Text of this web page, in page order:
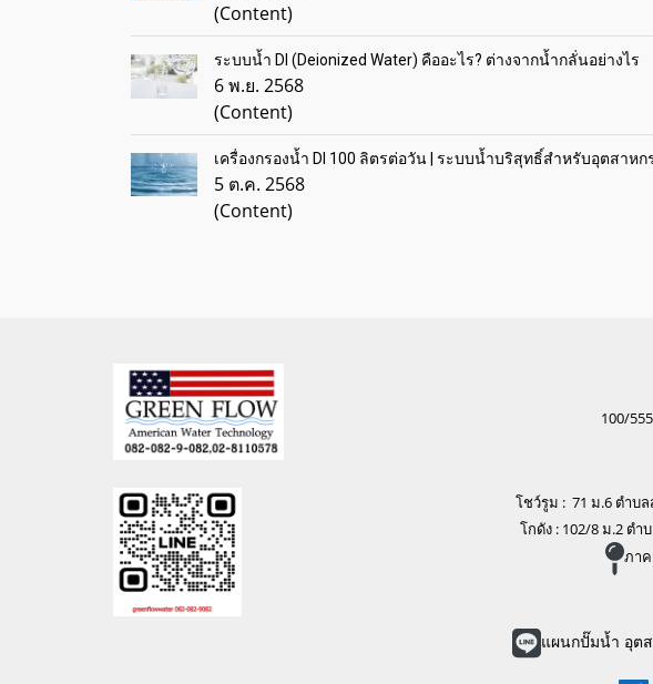
(Content)
ระบบน้ำ DI (Deionized Water) คืออะไร? ต่างจากน้ำกลั่นอย่างไร
6 พ.ย. 2568
(Content)
เครื่องกรองน้ำ DI 100 ลิตรต่อวัน | ระบบน้ำบริสุทธิ์สำหรับอุตสาห
5 ต.ค. 2568
(Content)
100/
โชว์รูม : 71 ม.6 ตำบ
โกดัง : 102/8 ม.2 ต
ภาค
แผนกปั๊มน้ำ อุต